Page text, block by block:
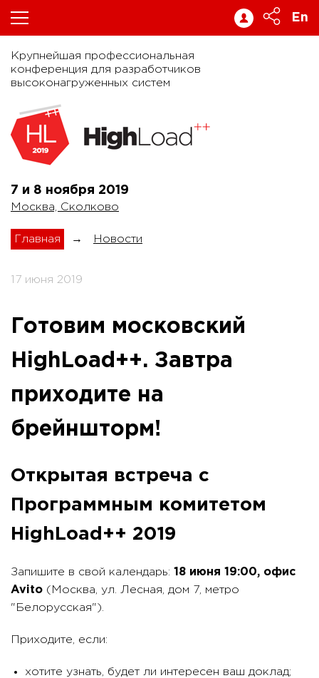
En
Крупнейшая профессиональная
конференция для разработчиков
высоконагруженных систем
7 и 8 ноября 2019
Москва, Сколково
Главная → Новости
17 июня 2019
Готовим московский
HighLoad++. Завтра
приходите на
брейншторм!
Открытая встреча с
Программным комитетом
HighLoad++ 2019
Запишите в свой календарь: 18 июня 19:00, офис
Avito (Москва, ул. Лесная, дом 7, метро
"Белорусская").
Приходите, если:
хотите узнать, будет ли интересен ваш доклад;